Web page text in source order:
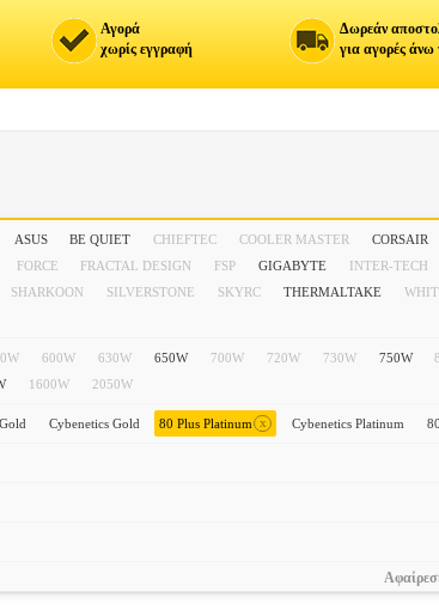
Αγορά
χωρίς εγγραφή
Δωρεάν
για αγορές άνω
ASUS BE QUIET CHIEFTEC COOLER MASTER CORSAIR
FORCE FRACTAL DESIGN FSP GIGABYTE INTER-TECH
SHARKOON SILVERSTONE SKYRC THERMALTAKE
600W 630W 650W 700W 720W 730W 750W
1600W 2050W
Cybenetics Gold 80 Plus Platinum x Cybenetics Platinum